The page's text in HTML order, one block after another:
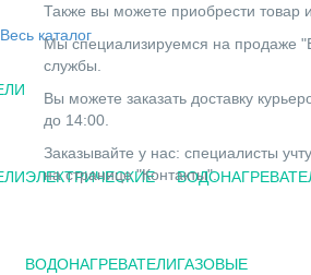
Весь каталог
ЭЛЕКТРИЧЕСКИЕ
ВОДОНАГРЕВАТЕЛИГАЗОВЫЕ
Также вы можете приобрести товар
Мы специализируемся на продаже
службы.
Вы можете заказать доставку
до 14:00.
Заказывайте у нас: специалисты
на странице "Контакты".